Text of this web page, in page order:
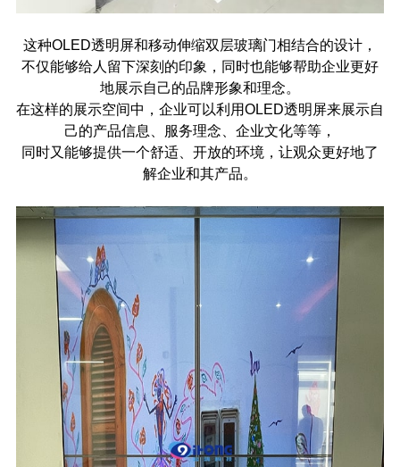
这种OLED透明屏和移动伸缩双层玻璃门相结合的设计，
不仅能够给人留下深刻的印象，同时也能够帮助企业更好
地展示自己的品牌形象和理念。
在这样的展示空间中，企业可以利用OLED透明屏来展示自
己的产品信息、服务理念、企业文化等等，
同时又能够提供一个舒适、开放的环境，让观众更好地了
解企业和其产品。